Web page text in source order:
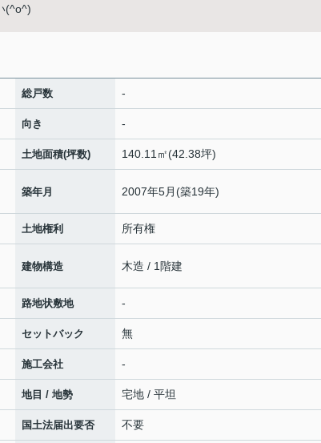
(^o^)
総戸数 -
向き -
土地面積(坪数) 140.11㎡(42.38坪)
築年月 2007年5月(築19年)
土地権利 所有権
建物構造 木造 / 1階建
路地状敷地 -
セットバック 無
施工会社 -
地目 / 地勢 宅地 / 平坦
国土法届出要否 不要